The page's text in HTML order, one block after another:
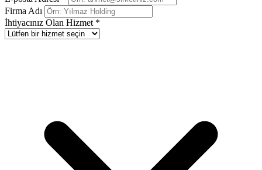
Firma Adı
İhtiyacınız Olan Hizmet *